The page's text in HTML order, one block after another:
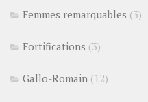
Femmes remarquables (3)
Fortifications (3)
Gallo-Romain (12)